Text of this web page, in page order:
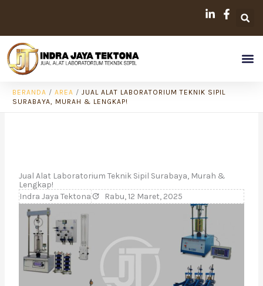
BERANDA / AREA / JUAL ALAT LABORATORIUM TEKNIK SIPIL
SURABAYA, MURAH & LENGKAP!
Jual Alat Laboratorium Teknik Sipil Surabaya, Murah &
Lengkap!
Indra Jaya Tektona
Rabu, 12 Maret, 2025